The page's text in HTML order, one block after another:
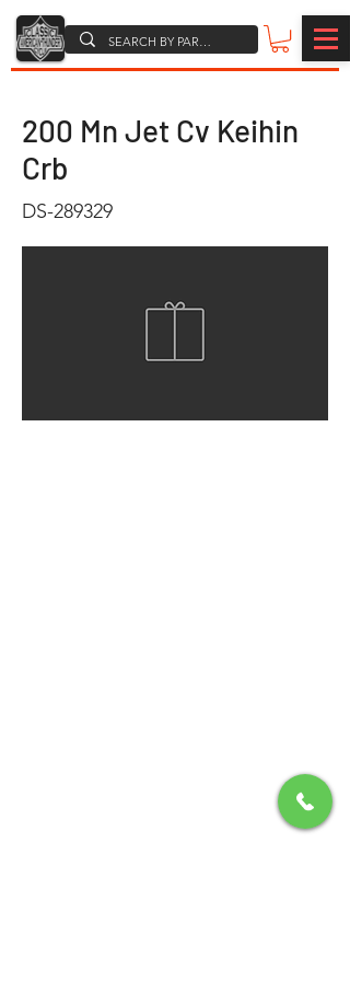
200 Mn Jet Cv Keihin
Crb
DS-289329